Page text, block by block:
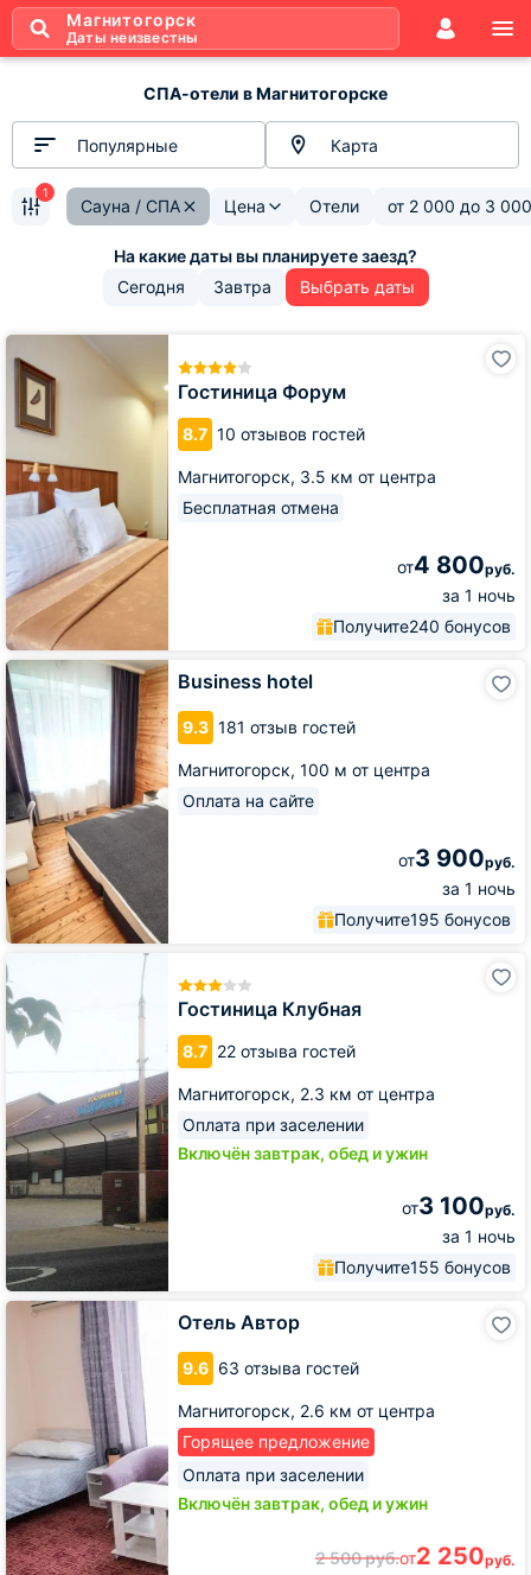
Магнитогорск
Даты неизвестны
СПА-отели в Магнитогорске
Популярные Карта
Сауна / СПА Цена Отели от 2 000 до 3 000
1
Сегодня Завтра Выбрать даты
Гостиница Форум
8.7 10 отзывов гостей
Магнитогорск, 3.5 км от центра
Бесплатная отмена
от4 800руб.
за 1 ночь
Получите240 бонусов
Гостиница
Форум
Business hotel
9.3 181 отзыв гостей
Магнитогорск, 100 м от центра
Оплата на сайте
от3 900руб.
за 1 ночь
Получите195 бонусов
Business
hotel
Гостиница Клубная
8.7 22 отзыва гостей
Магнитогорск, 2.3 км от центра
Оплата при заселении
Включён завтрак, обед и ужин
от3 100руб.
за 1 ночь
Получите155 бонусов
Гостиница
Клубная
Отель Автор
9.6 63 отзыва гостей
Магнитогорск, 2.6 км от центра
Горящее предложение
Оплата при заселении
Включён завтрак, обед и ужин
2 500руб.от2 250руб.
Отель